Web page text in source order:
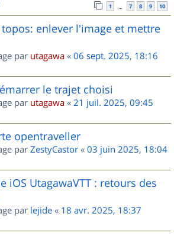
1 … 7 8 9 10
enlever l'image et mettre
par utagawa « 06 sept. 2025, 18:16
le trajet choisi
par utagawa « 21 juil. 2025, 09:45
opentraveller
par ZestyCastor « 03 juin 2025, 18:04
iOS UtagawaVTT : retours des
par lejide « 18 avr. 2025, 18:37